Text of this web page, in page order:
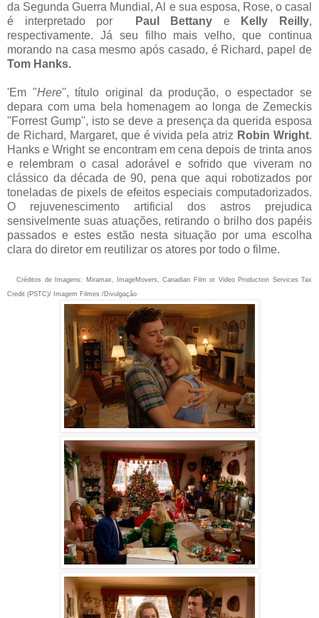
da Segunda Guerra Mundial, Al e sua esposa, Rose, o casal
é interpretado por
Paul Bettany e Kelly Reilly,
respectivamente. Já seu filho mais velho, que continua
morando na casa mesmo após casado, é Richard, papel de
Tom Hanks.
'Em "Here'', título original da produção, o espectador se
depara com uma bela homenagem ao longa de Zemeckis
''Forrest Gump'', isto se deve a presença da querida esposa
de Richard, Margaret, que é vivida pela atriz Robin Wright.
Hanks e Wright se encontram em cena depois de trinta anos
e relembram o casal adorável e sofrido que viveram no
clássico da década de 90, pena que aqui robotizados por
toneladas de pixels de efeitos especiais computadorizados.
O rejuvenescimento artificial dos astros prejudica
sensivelmente suas atuações, retirando o brilho dos papéis
passados e estes estão nesta situação por uma escolha
clara do diretor em reutilizar os atores por todo o filme.
Créditos de Imagens: Miramax, ImageMovers, Canadian Film or Video Production Services Tax
Credit (PSTC)/ Imagem Filmes /Divulgação